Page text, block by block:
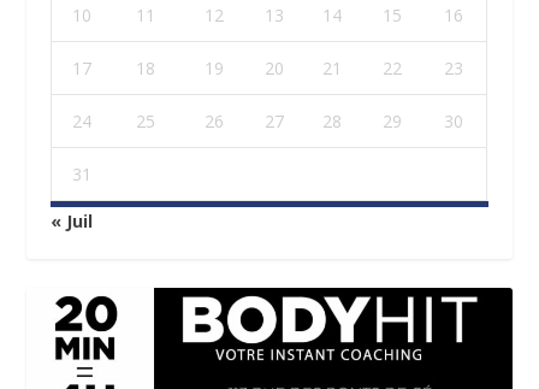
10 11 12 13 14 15 16
17 18 19 20 21 22 23
24 25 26 27 28 29 30
31
« Juil